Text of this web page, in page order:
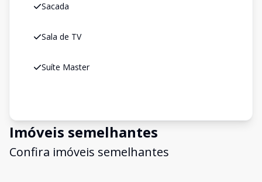
Sacada
Sala de TV
Suíte Master
Imóveis semelhantes
Confira imóveis semelhantes